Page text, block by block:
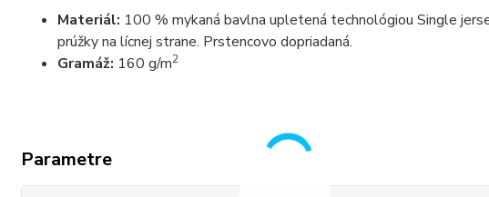
Materiál: 100 % mykaná bavlna upletená technológiou Single
prúžky na lícnej strane. Prstencovo dopriadaná.
Gramáž: 160 g/m2
Parametre